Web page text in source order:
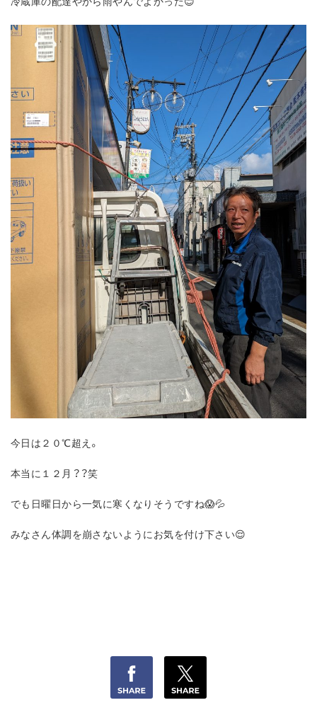
今日は２０℃超え。
本当に１２月？？笑
でも日曜日から一気に寒くなりそうですね😱💦
みなさん体調を崩さないようにお気を付け下さい😌